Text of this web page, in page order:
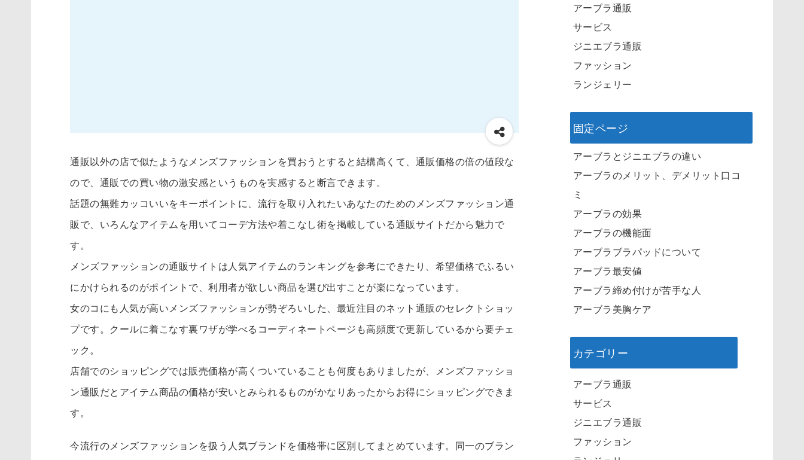
通販以外の店で似たようなメンズファッションを買おうとすると結構高くて、通販価格の倍の値段な
ので、通販での買い物の激安感というものを実感すると断言できます。
話題の無難カッコいいをキーポイントに、流行を取り入れたいあなたのためのメンズファッション通
販で、いろんなアイテムを用いてコーデ方法や着こなし術を掲載している通販サイトだから魅力で
す。
メンズファッションの通販サイトは人気アイテムのランキングを参考にできたり、希望価格でふるい
にかけられるのがポイントで、利用者が欲しい商品を選び出すことが楽になっています。
女のコにも人気が高いメンズファッションが勢ぞろいした、最近注目のネット通販のセレクトショッ
プです。クールに着こなす裏ワザが学べるコーディネートページも高頻度で更新しているから要チェ
ック。
店舗でのショッピングでは販売価格が高くついていることも何度もありましたが、メンズファッショ
ン通販だとアイテム商品の価格が安いとみられるものがかなりあったからお得にショッピングできま
す。
今流行のメンズファッションを扱う人気ブランドを価格帯に区別してまとめています。同一のブラン
アーブラ通販
サービス
ジニエブラ通販
ファッション
ランジェリー
固定ページ
アーブラとジニエブラの違い
アーブラのメリット、デメリット口コ
ミ
アーブラの効果
アーブラの機能面
アーブラブラパッドについて
アーブラ最安値
アーブラ締め付けが苦手な人
アーブラ美胸ケア
カテゴリー
アーブラ通販
サービス
ジニエブラ通販
ファッション